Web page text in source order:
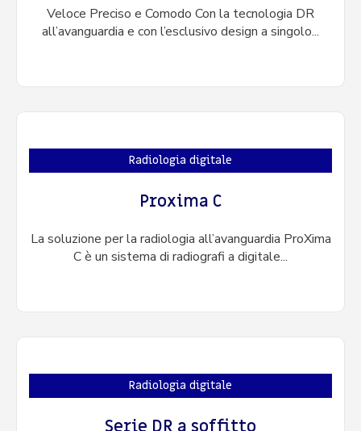
Veloce Preciso e Comodo Con la tecnologia DR
all’avanguardia e con l’esclusivo design a singolo...
Radiologia digitale
Proxima C
La soluzione per la radiologia all’avanguardia ProXima
C è un sistema di radiografi a digitale...
Radiologia digitale
Serie DR a soffitto